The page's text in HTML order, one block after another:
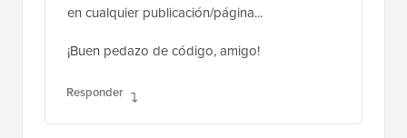
en cualquier publicación/página...
¡Buen pedazo de código, amigo!
Responder